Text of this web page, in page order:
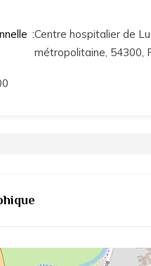
Centre hospitalier de
métropolitaine, 54300,